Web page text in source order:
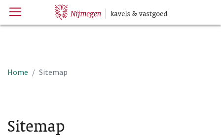
Menu Hoofdpagina
Home Sitemap
Sitemap